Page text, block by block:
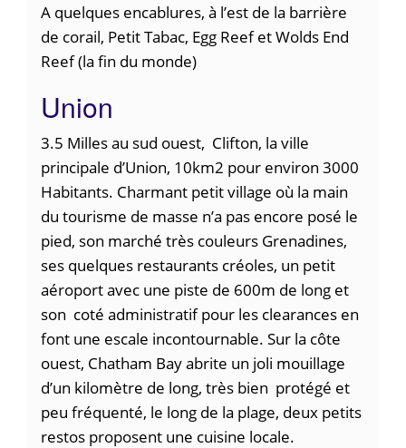
A quelques encablures, à l’est de la barrière
de corail, Petit Tabac, Egg Reef et Wolds End
Reef (la fin du monde)
Union
3.5 Milles au sud ouest, Clifton, la ville
principale d’Union, 10km2 pour environ 3000
Habitants. Charmant petit village où la main
du tourisme de masse n’a pas encore posé le
pied, son marché très couleurs Grenadines,
ses quelques restaurants créoles, un petit
aéroport avec une piste de 600m de long et
son coté administratif pour les clearances en
font une escale incontournable. Sur la côte
ouest, Chatham Bay abrite un joli mouillage
d’un kilomètre de long, très bien protégé et
peu fréquenté, le long de la plage, deux petits
restos proposent une cuisine locale.